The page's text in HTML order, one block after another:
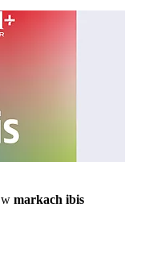
w markach ibis